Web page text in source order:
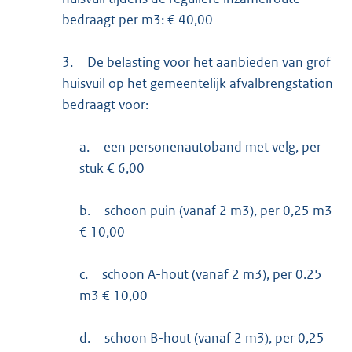
bedraagt per m3: € 40,00
3.
De belasting voor het aanbieden van grof
huisvuil op het gemeentelijk afvalbrengstation
bedraagt voor:
a.
een personenautoband met velg, per
stuk € 6,00
b.
schoon puin (vanaf 2 m3), per 0,25 m3
€ 10,00
c.
schoon A-hout (vanaf 2 m3), per 0.25
m3 € 10,00
d.
schoon B-hout (vanaf 2 m3), per 0,25